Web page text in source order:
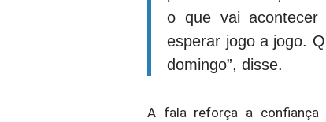
o que vai acontecer
esperar jogo a jogo.
domingo”, disse.
A fala reforça a